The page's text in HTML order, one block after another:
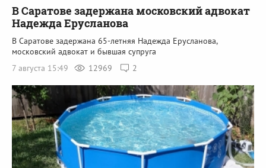
В Саратове задержана московский адвокат
Надежда Ерусланова
В Саратове задержана 65-летняя Надежда Ерусланова,
московский адвокат и бывшая супруга
7 августа 15:49
12969 2